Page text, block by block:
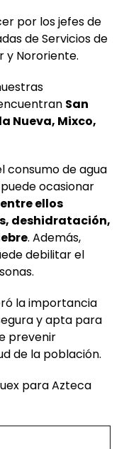
por los jefes de
de Servicios de
y Nororiente.
San
Nueva, Mixco,
consumo de agua
ocasionar
ellos
deshidratación,
. Además,
debilitar el
la importancia
y apta para
prevenir
de la población.
para Azteca